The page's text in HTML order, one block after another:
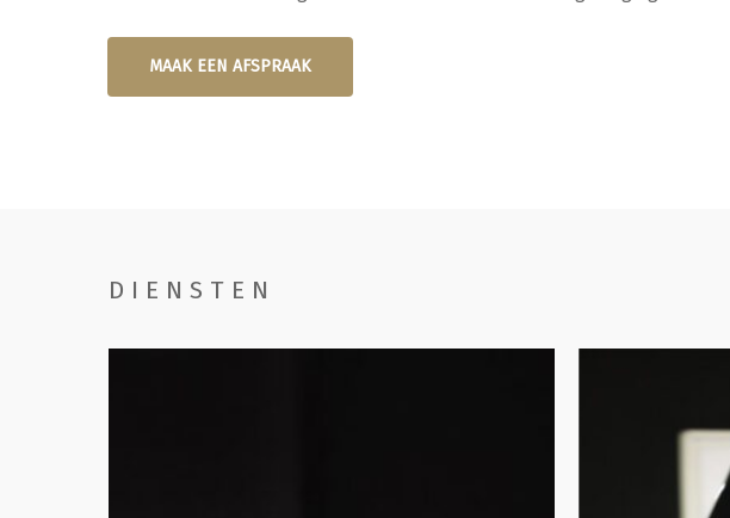
MAAK EEN AFSPRAAK
DIENSTEN